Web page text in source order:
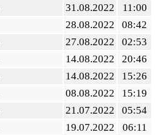
31.08.2022
11:00
28.08.2022
08:42
27.08.2022
02:53
14.08.2022
20:46
14.08.2022
15:26
08.08.2022
15:19
21.07.2022
05:54
19.07.2022
06:11